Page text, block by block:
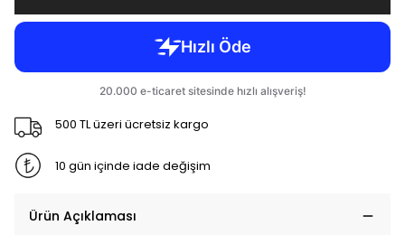
500 TL üzeri ücretsiz kargo
10 gün içinde iade değişim
Ürün Açıklaması